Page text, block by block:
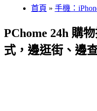
首頁 » 手機：
PChome 24h 購
式，邊逛街、邊